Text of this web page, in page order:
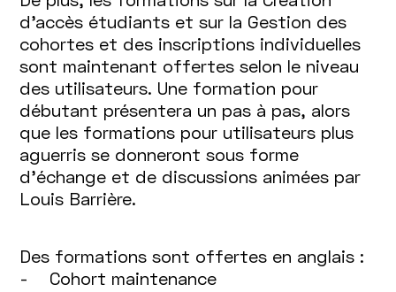
d’accès étudiants et sur la Gestion des
cohortes et des inscriptions individuelles
sont maintenant offertes selon le niveau
des utilisateurs. Une formation pour
débutant présentera un pas à pas, alors
que les formations pour utilisateurs plus
aguerris se donneront sous forme
d’échange et de discussions animées par
Louis Barrière.
Des formations sont offertes en anglais :
- Cohort maintenance